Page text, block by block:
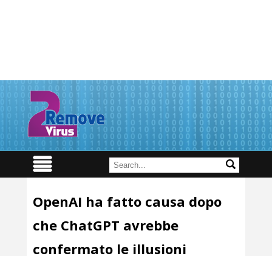
OpenAI ha fatto causa dopo
che ChatGPT avrebbe
confermato le illusioni